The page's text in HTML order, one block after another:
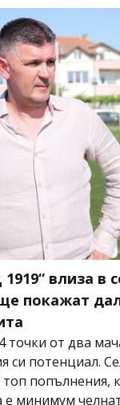
влиза в
покажат
точки от два
си потенциал.
попълнения,
е минимум